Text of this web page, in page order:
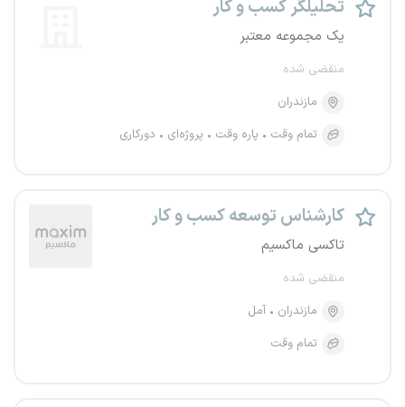
تحلیلگر کسب و کار
یک مجموعه معتبر
منقضی شده
مازندران
تمام وقت
پاره وقت پروژه‌ای دورکاری
کارشناس توسعه کسب و کار
تاکسی ماکسیم
منقضی شده
مازندران
آمل
تمام وقت